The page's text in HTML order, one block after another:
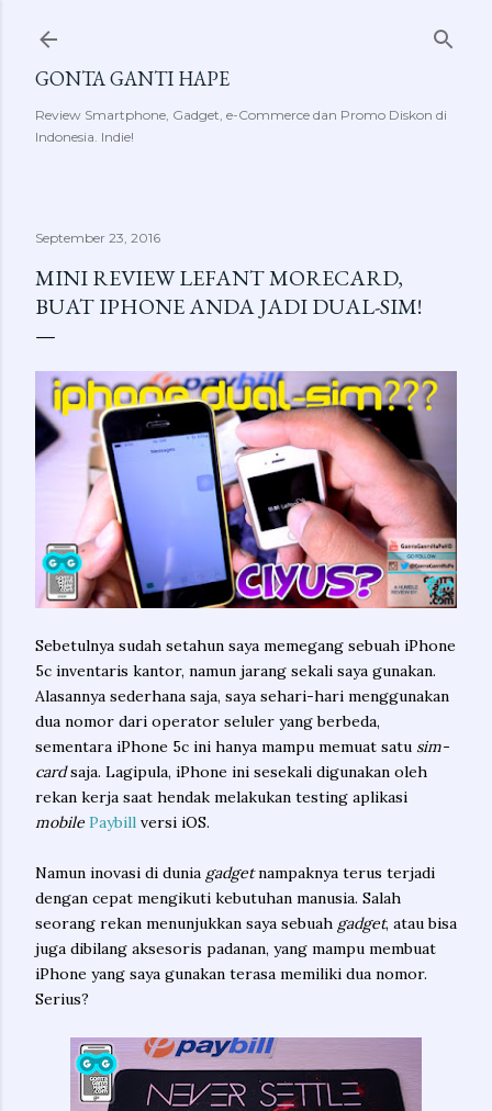
GONTA GANTI HAPE
Review Smartphone, Gadget, e-Commerce dan Promo Diskon di
Indonesia. Indie!
September 23, 2016
MINI REVIEW LEFANT MORECARD,
BUAT IPHONE ANDA JADI DUAL-SIM!
Sebetulnya sudah setahun saya memegang sebuah iPhone
5c inventaris kantor, namun jarang sekali saya gunakan.
Alasannya sederhana saja, saya sehari-hari menggunakan
dua nomor dari operator seluler yang berbeda,
sementara iPhone 5c ini hanya mampu memuat satu sim-
cardsaja. Lagipula, iPhone ini sesekali digunakan oleh
rekan kerja saat hendak melakukan testing aplikasi
mobile Paybill versi iOS.
Namun inovasi di dunia gadgetnampaknya terus terjadi
dengan cepat mengikuti kebutuhan manusia. Salah
seorang rekan menunjukkan saya sebuah gadget, atau bisa
juga dibilang aksesoris padanan, yang mampu membuat
iPhone yang saya gunakan terasa memiliki dua nomor.
Serius?